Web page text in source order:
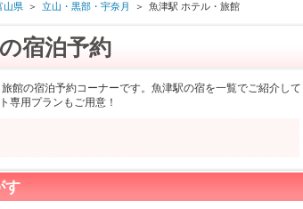
山県 ＞ 立山・黒部・宇奈月 ＞ 魚津駅 ホテル・旅館
宿泊予約
館の宿泊予約コーナーです。魚津駅の宿を一覧でご紹介して
専用プランもご用意！
す